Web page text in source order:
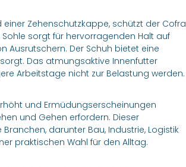
Zehenschutzkappe, schützt der Cofra
sorgt für hervorragenden Halt auf
Ausrutschern. Der Schuh bietet eine
Das atmungsaktive Innenfutter
Arbeitstage nicht zur Belastung werden.
und Ermüdungserscheinungen
und Gehen erfordern. Dieser
darunter Bau, Industrie, Logistik
praktischen Wahl für den Alltag.